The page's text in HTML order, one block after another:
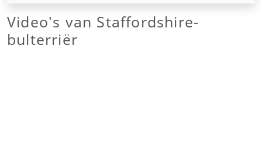
Video's van Staffordshire-
bulterriër